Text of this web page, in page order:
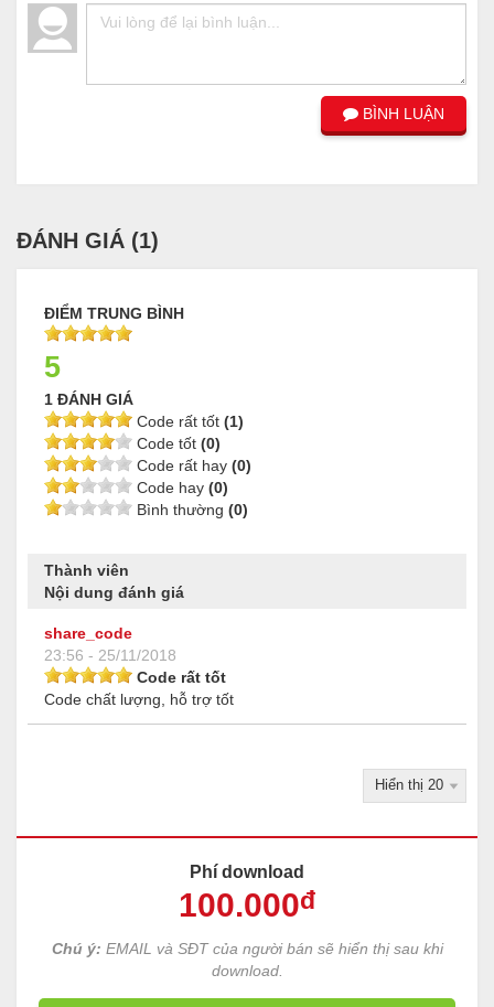
BÌNH LUẬN
ĐÁNH GIÁ (1)
ĐIỂM TRUNG BÌNH
5
1 ĐÁNH GIÁ
Code rất tốt (1)
Code tốt (0)
Code rất hay (0)
Code hay (0)
Bình thường (0)
Thành viên
Nội dung đánh giá
share_code
23:56 - 25/11/2018
Code rất tốt
Code chất lượng, hỗ trợ tốt
Phí download
100.000đ
Chú ý: EMAIL và SĐT của người bán sẽ hiển thị sau khi
download.